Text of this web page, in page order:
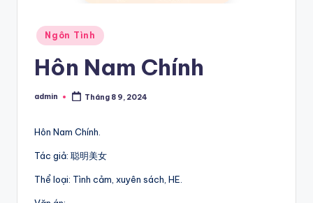
Posted
in
Ngôn Tình
Hôn Nam Chính
Posted
admin Tháng 8 9, 2024
Hôn Nam Chính.
Tác giả: 聪明美女
Thể loại: Tình cảm, xuyên sách, HE.